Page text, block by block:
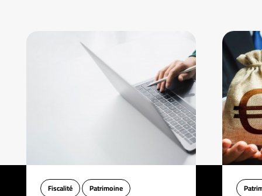
Fiscalité Patrimoine